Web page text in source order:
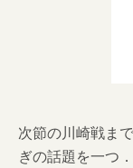
次節の川崎戦ま
ぎの話題を一つ．